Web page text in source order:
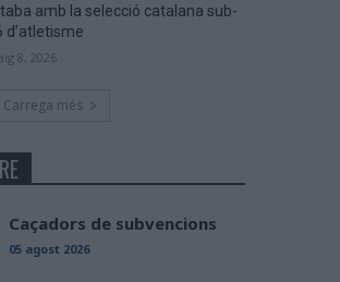
amb la selecció catalana sub-
d’atletisme
8, 2026
Carrega més
Caçadors de subvencions
05 agost 2026